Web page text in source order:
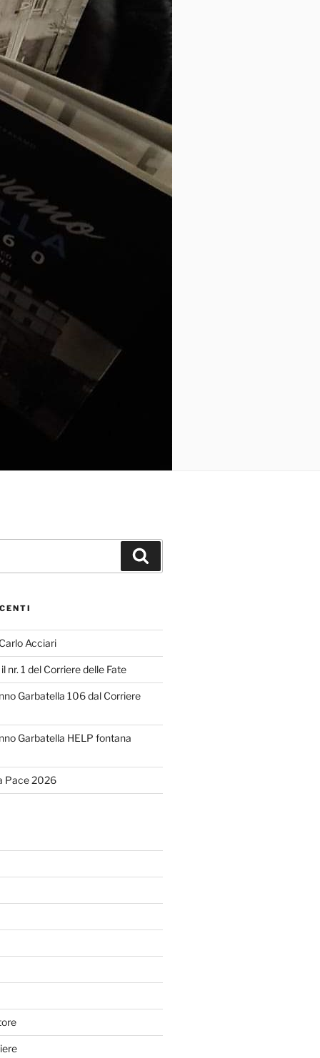
Acciari
nr. 1 del Corriere delle Fate
Garbatella 106 dal Corriere
Garbatella HELP fontana
Pace 2026